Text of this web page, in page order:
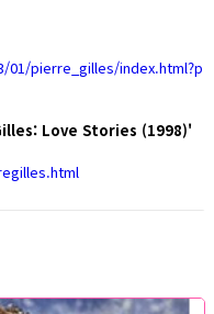
pierre_gilles/index.html?p
Love Stories (1998)'